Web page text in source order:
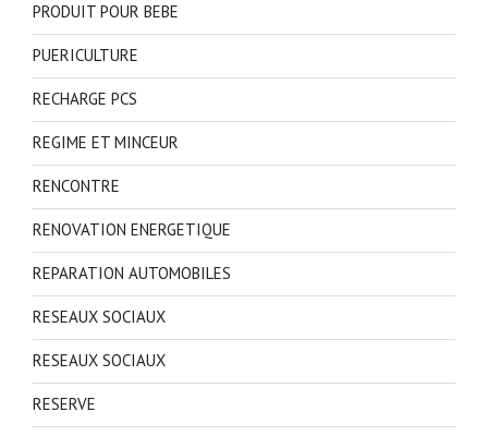
PRODUIT POUR BEBE
PUERICULTURE
RECHARGE PCS
REGIME ET MINCEUR
RENCONTRE
RENOVATION ENERGETIQUE
REPARATION AUTOMOBILES
RESEAUX SOCIAUX
RESEAUX SOCIAUX
RESERVE